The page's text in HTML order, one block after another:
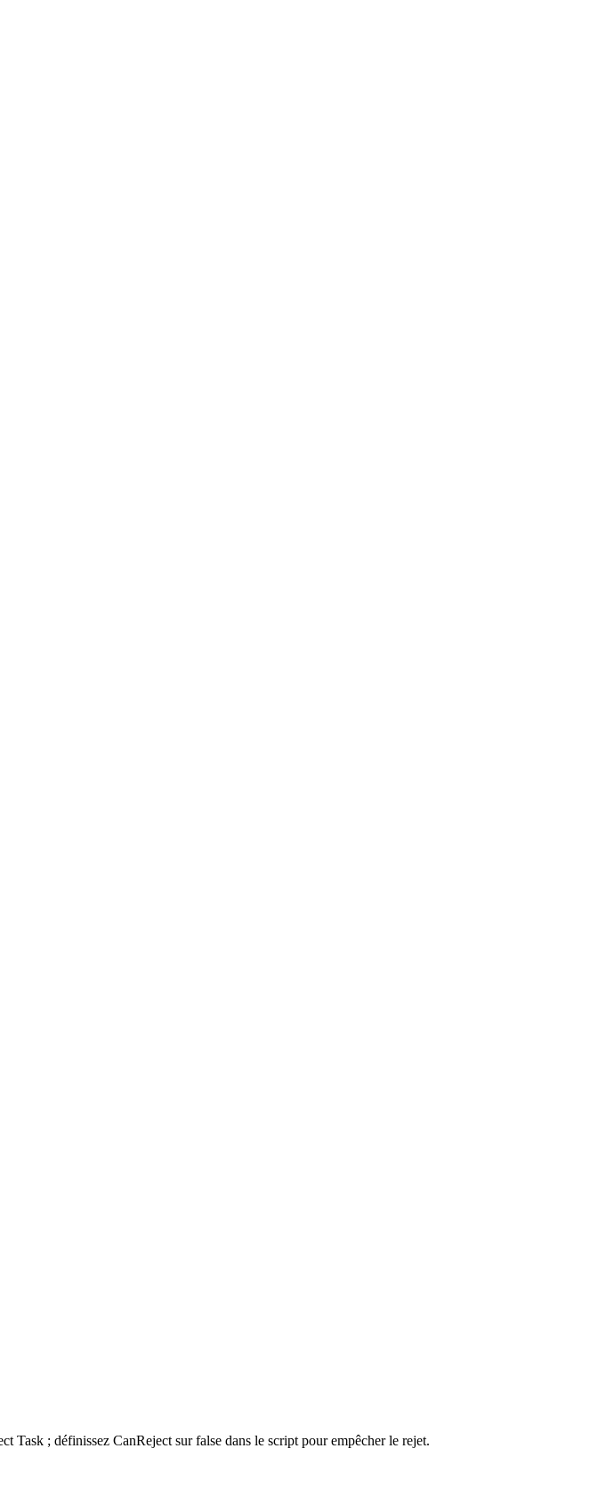
Task ; définissez CanReject sur false dans le script pour empêcher le rejet.